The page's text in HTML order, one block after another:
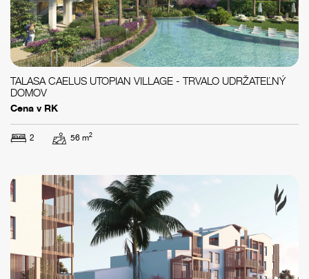
TALASA CAELUS UTOPIAN VILLAGE - TRVALO UDRŽATEĽNÝ
DOMOV
Cena v RK
2 56 m2